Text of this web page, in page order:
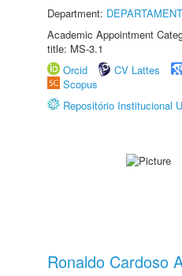
Department:
Academic Appointment
title: MS-3.1
Orcid
CV Lattes
Scopus
Repositório Institucional
Ronaldo Cardoso